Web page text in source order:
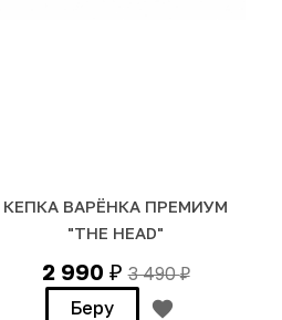
КЕПКА ВАРЁНКА ПРЕМИУМ
"THE HEAD"
2 990 ₽ 3 490₽
Беру